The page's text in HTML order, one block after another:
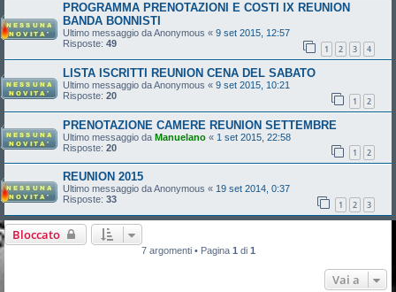
PROGRAMMA PRENOTAZIONI E COSTI IX REUNION
BANDA BONNISTI
Ultimo messaggio daAnonymous « 9 set 2015, 12:57
Risposte: 49 1 2 3 4
LISTA ISCRITTI REUNION CENA DEL SABATO
Ultimo messaggio daAnonymous « 9 set 2015, 10:21
Risposte: 20 1 2
PRENOTAZIONE CAMERE REUNION SETTEMBRE
Ultimo messaggio da Manuelano « 1 set 2015, 22:58
Risposte: 20 1 2
REUNION 2015
Ultimo messaggio daAnonymous « 19 set 2014, 0:37
Risposte: 33 1 2 3
Bloccato
7 argomenti • Pagina 1 di 1
Vai a